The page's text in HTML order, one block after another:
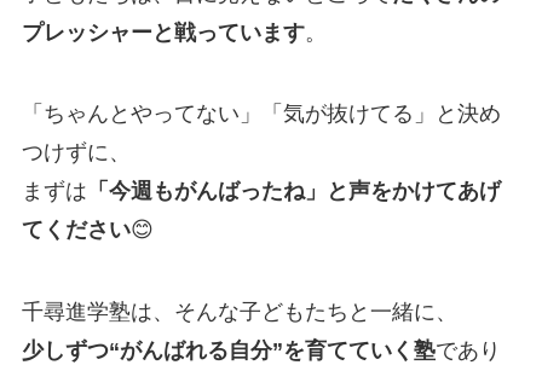
プレッシャーと戦っています。
「ちゃんとやってない」「気が抜けてる」と決め
つけずに、
まずは 「今週もがんばったね」と声をかけてあげ
てください😊
千尋進学塾は、そんな子どもたちと一緒に、
少しずつ“がんばれる自分”を育てていく塾であり